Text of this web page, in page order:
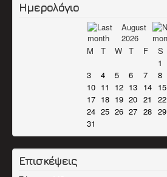
Ημερολόγιο
August
2026
M
T W T F S
1
3
4 5 6 7 8
10 11 12 13 14 15
17 18 19 20 21 22
24 25 26 27 28 29
31
Επισκέψεις